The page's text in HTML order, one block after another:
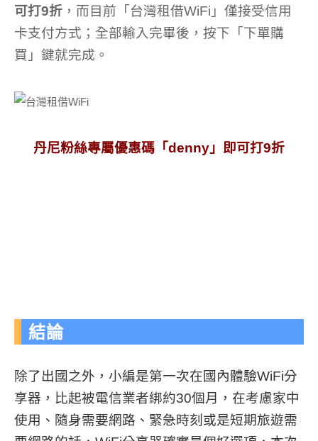
可打9折 ，而目前「台灣租借WiFi」僅接受信用
卡支付方式；全部輸入完畢後，按下「下單購
買」鍵就完成。
丹尼粉絲專屬優惠碼「denny」即可打9折
結論
除了出國之外，小編是第一次在國內體驗WiFi分
享器，比起被電信業者綁約30個月，在考慮家中
使用、隨身需要網路、緊急時刻或是短期旅遊需